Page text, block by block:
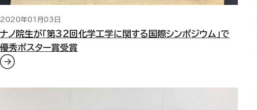
2020年01月03日
ナノ院生が「第32回化学工学に関する国際シンポジウム」で
優秀ポスター賞受賞